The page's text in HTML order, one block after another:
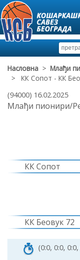
Насловна > Млађи
> КК Сопот - КК
(94000) 16.02.2025
Млађи пионири/
КК Сопот
КК Беовук 72
(0:0, 0:0, 0:0,